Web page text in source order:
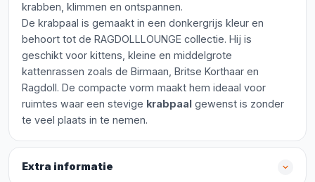
krabben, klimmen en ontspannen.
De krabpaal is gemaakt in een donkergrijs kleur en
behoort tot de RAGDOLLLOUNGE collectie. Hij is
geschikt voor kittens, kleine en middelgrote
kattenrassen zoals de Birmaan, Britse Korthaar en
Ragdoll. De compacte vorm maakt hem ideaal voor
ruimtes waar een stevige krabpaal gewenst is zonder
te veel plaats in te nemen.
Extra informatie